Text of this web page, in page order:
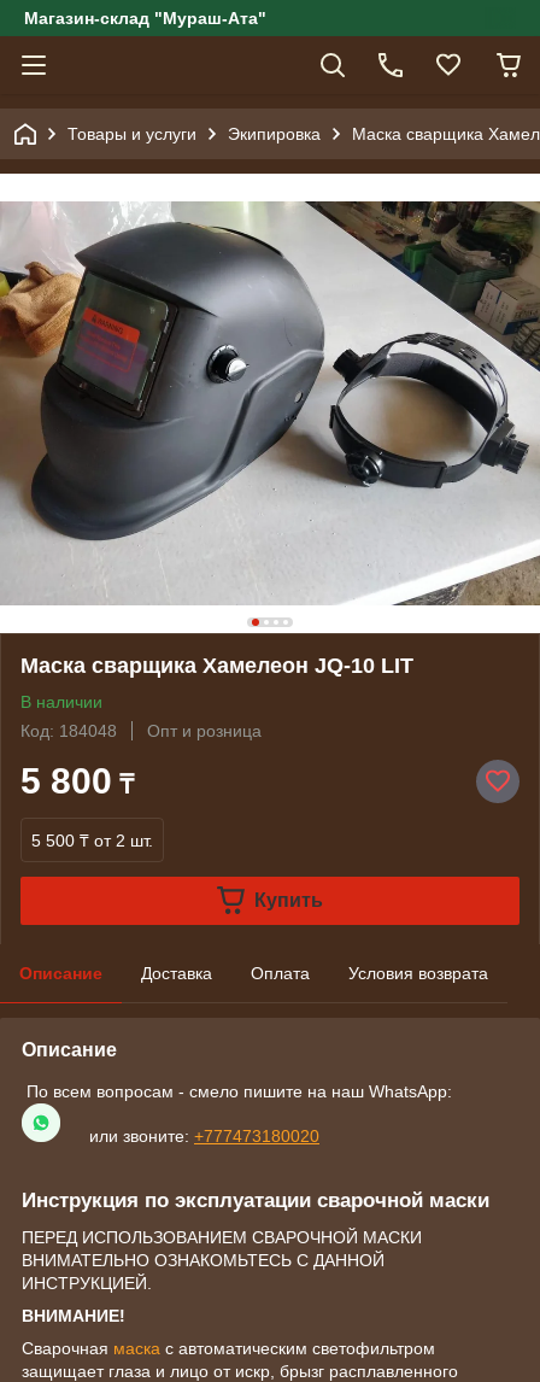
Магазин-склад "Мураш-Ата"
Товары и услуги Экипировка Маска сварщика
Маска сварщика Хамелеон JQ-10 LIT
В наличии
Код: 184048
Опт и розница
5 800 ₸
5 500 ₸ от 2 шт.
Купить
Описание Доставка Оплата Условия возврата
Описание
По всем вопросам - смело пишите на наш WhatsApp:
или звоните: +777473180020
Инструкция по эксплуатации сварочной маски
ПЕРЕД ИСПОЛЬЗОВАНИЕМ СВАРОЧНОЙ МАСКИ
ВНИМАТЕЛЬНО ОЗНАКОМЬТЕСЬ С ДАННОЙ
ИНСТРУКЦИЕЙ.
ВНИМАНИЕ!
Сварочная маска с автоматическим светофильтром
защищает глаза и лицо от искр, брызг расплавленного